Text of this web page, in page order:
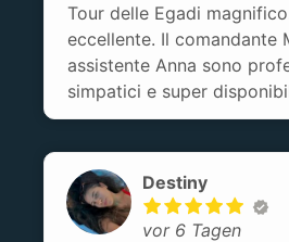
Tour delle Egadi
eccellente. Il comandante
assistente Anna sono
simpatici e super
chiare e precise. Aperitivo
momento da Anna ottima
Destiny
vor 6 Tagen